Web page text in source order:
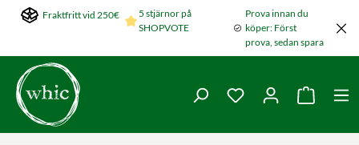
Hoppa till huvudinnehållet
Fraktfritt vid 250€
5 stjärnor på
SHOPVOTE
Prova innan du
köper: Först
prova, sedan spara
Du har 0 objekt i